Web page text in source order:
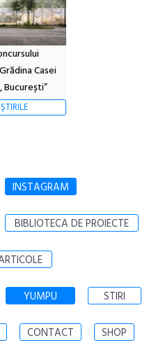
Casei
INSTAGRAM
BIBLIOTECA DE PROIECTE
YUMPU STIRI
CONTACT SHOP